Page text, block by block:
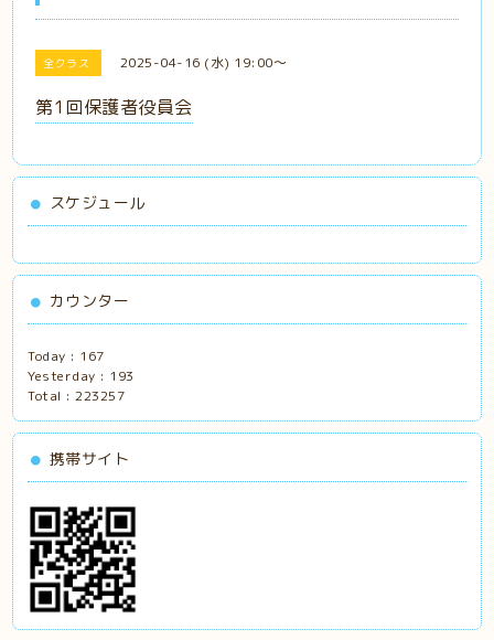
全クラス 2025-04-16 (水) 19:00～
第1回保護者役員会
スケジュール
カウンター
Today : 167
Yesterday : 193
Total :223257
携帯サイト